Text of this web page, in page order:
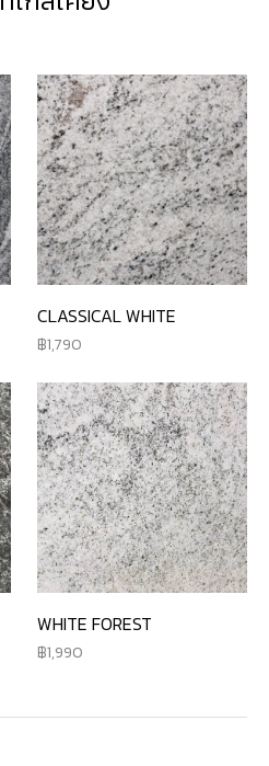
CLASSICAL WHITE
1,790
WHITE FOREST
1,990